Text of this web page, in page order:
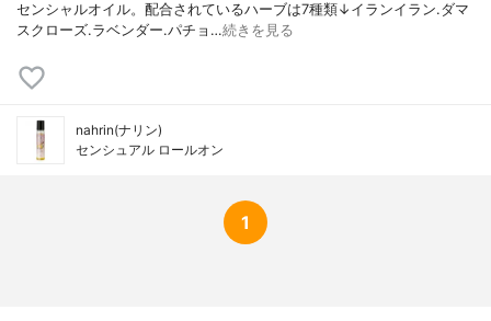
センシャルオイル。配合されているハーブは7種類↓イランイラン.ダマ
スクローズ.ラベンダー.パチョ…続きを見る
nahrin(ナリン)
センシュアル ロールオン
1